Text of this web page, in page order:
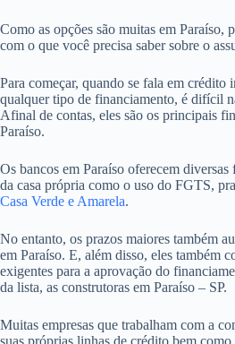
Como as opções são muitas em Paraíso,
com o que você precisa saber sobre o
Para começar, quando se fala em
qualquer tipo de financiamento, é difícil
Afinal de contas, eles são os principais
Paraíso.
Os bancos em Paraíso oferecem
da casa própria como o uso do FGTS,
Casa Verde e Amarela.
No entanto, os prazos maiores também
em Paraíso. E, além disso, eles também
exigentes para a aprovação do
da lista, as construtoras em Paraíso – SP.
Muitas empresas que trabalham com a
suas próprias linhas de crédito bem